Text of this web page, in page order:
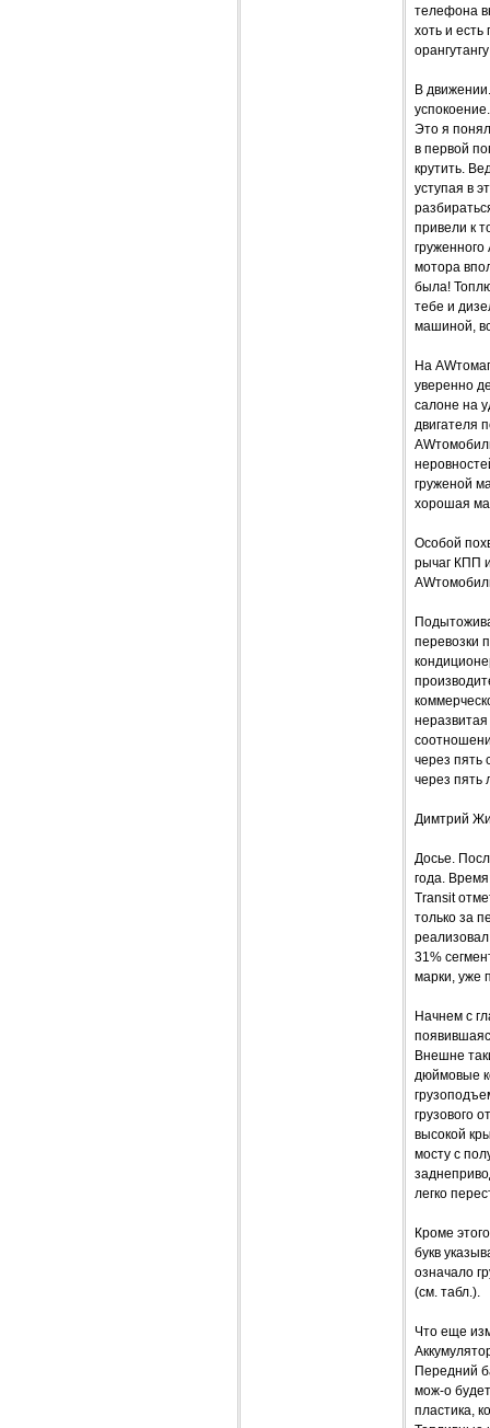
телефона
хоть и есть
В
Это я
в первой
крутить.
уступая в
привели к
мотора
была!
тебе и
машиной,
На
уверенно
салоне на
двигателя
груженой
хорошая
Особой
рычаг КПП
перевозки
через пять
через пять
Димтрий
Досье.
года.
Transit
только за
31%
марки, уже
Начнем с
Внешне
дюймовые
грузового
высокой
мосту с
легко
Кроме
букв
означало
(см. табл.).
Что еще
Передний
мож-о
пластика,